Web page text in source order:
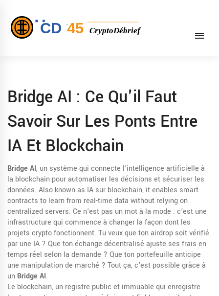
Bridge AI : Ce Qu'il Faut
Savoir Sur Les Ponts Entre
IA Et Blockchain
Bridge AI, un système qui connecte l'intelligence artificielle à
la blockchain pour automatiser les décisions et sécuriser les
données. Also known as IA sur blockchain, it enables smart
contracts to learn from real-time data without relying on
centralized servers. Ce n'est pas un mot à la mode : c'est une
infrastructure qui commence à changer la façon dont les
projets crypto fonctionnent. Tu veux que ton airdrop soit vérifié
par une IA ? Que ton échange décentralisé ajuste ses frais en
temps réel selon la demande ? Que ton portefeuille anticipe
une manipulation de marché ? Tout ça, c'est possible grâce à
un Bridge AI.
Le blockchain, un registre public et immuable qui enregistre